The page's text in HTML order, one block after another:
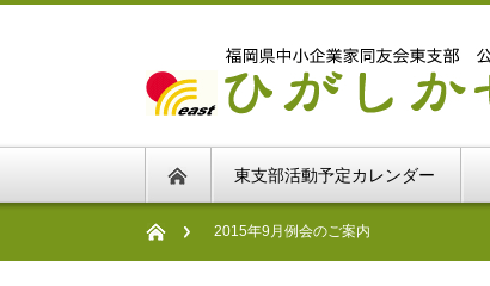
東支部活動予定カレンダー
2015年9月例会のご案内